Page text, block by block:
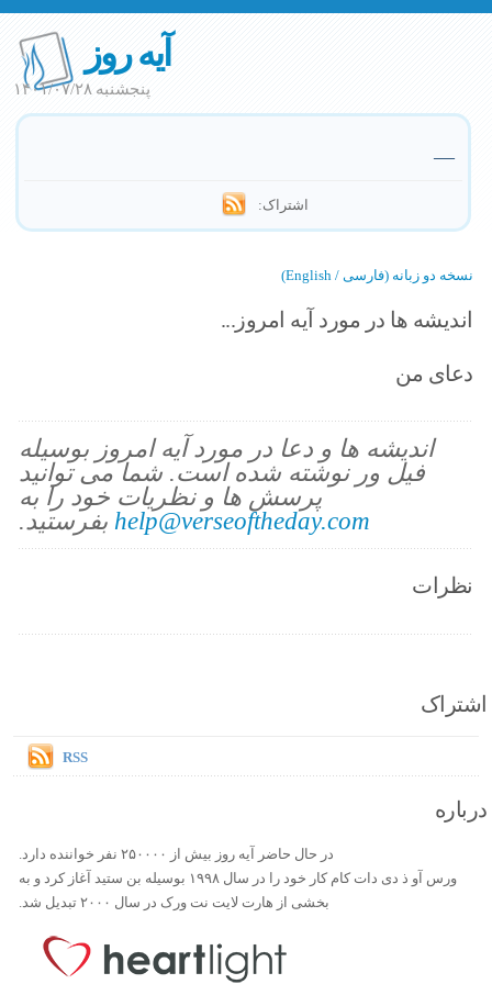
آیه روز
پنجشنبه ۱۴۰۱/۰۷/۲۸
—
اشتراک:
نسخه دو زبانه (فارسی / English)
اندیشه ها در مورد آیه امروز...
دعای من
اندیشه ها و دعا در مورد آیه امروز بوسیله
فیل ور نوشته شده است. شما می توانید
پرسش ها و نظریات خود را به
help@verseoftheday.com بفرستید.
نظرات
اشتراک
RSS
درباره
در حال حاضر آیه روز بیش از ۲۵۰۰۰۰ نفر خواننده دارد.
ورس آو ذ دی دات کام کار خود را در سال ۱۹۹۸ بوسیله بن ستید آغاز کرد و به
بخشی از هارت لایت نت ورک در سال ۲۰۰۰ تبدیل شد.